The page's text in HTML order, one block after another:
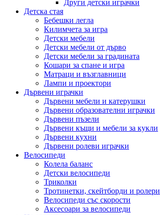
Други детски играчки
Детска стая
Бебешки легла
Килимчета за игра
Детски мебели
Детски мебели от дърво
Детски мебели за градината
Кошари за спане и игра
Матраци и възглавници
Лампи и проектори
Дървени играчки
Дървени мебели и катерушки
Дървени образователни играчки
Дървени пъзели
Дървени къщи и мебели за кукли
Дървени кухни
Дървени ролеви играчки
Велосипеди
Колела баланс
Детски велосипеди
Триколки
Тротинетки, скейтборди и ролери
Велосипеди със скорости
Аксесоари за велосипеди